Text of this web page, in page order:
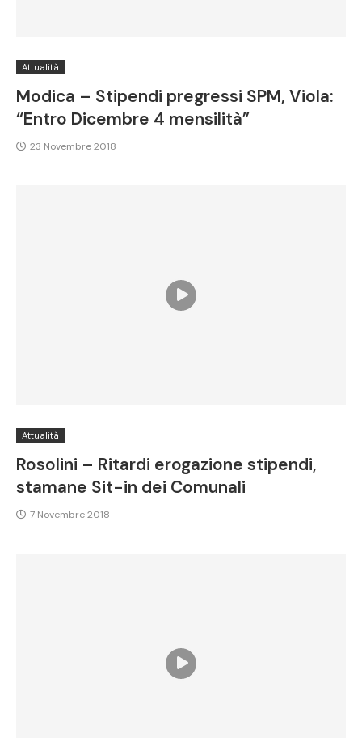
Attualità
Modica – Stipendi pregressi SPM, Viola:
“Entro Dicembre 4 mensilità”
23 Novembre 2018
Attualità
Rosolini – Ritardi erogazione stipendi,
stamane Sit-in dei Comunali
7 Novembre 2018